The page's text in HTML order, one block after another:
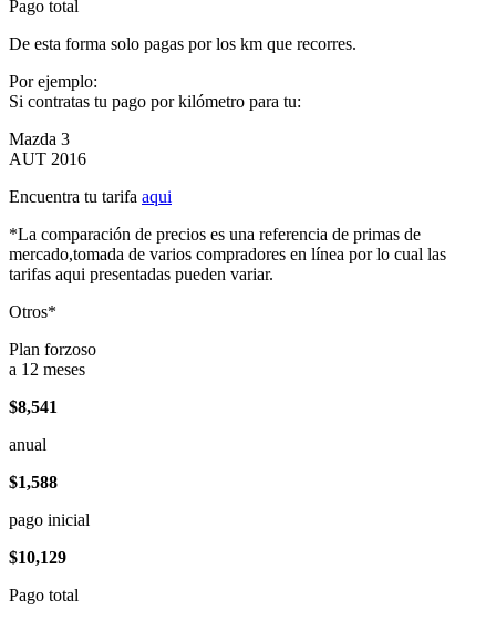
Pago total
De esta forma solo pagas por los km que recorres.
Por ejemplo:
Si contratas tu pago por kilómetro para tu:
Mazda 3
AUT 2016
Encuentra tu tarifa aqui
*La comparación de precios es una referencia de primas de
mercado,tomada de varios compradores en línea por lo cual las
tarifas aqui presentadas pueden variar.
Otros*
Plan forzoso
a 12 meses
$8,541
anual
$1,588
pago inicial
$10,129
Pago total